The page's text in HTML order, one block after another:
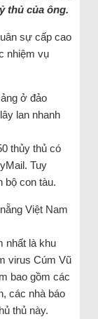
thủ của ông.
sự cấp cao
nhiệm vụ
ở đảo
lan nhanh
thủy thủ có
Tuy
bộ con tàu.
Việt Nam
nhất là khu
virus Cúm Vũ
bao gồm các
các nhà báo
thủ này.